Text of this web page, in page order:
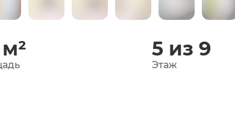
м² 5 из 9
Этаж